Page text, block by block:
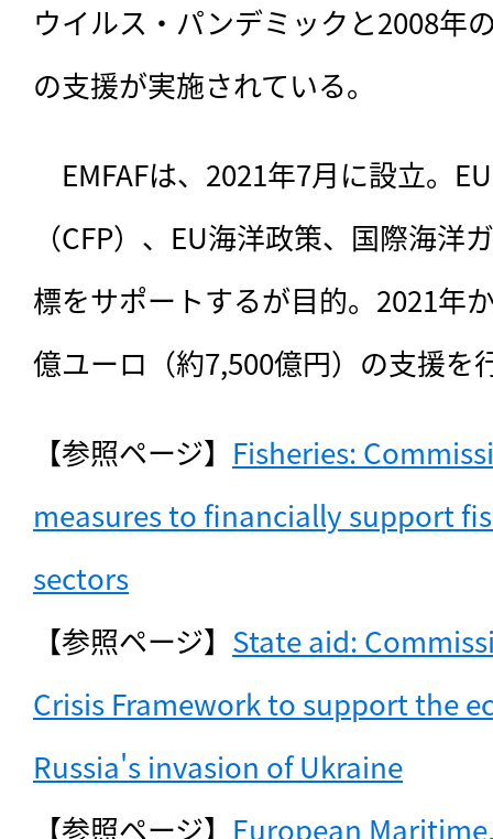
ウイルス・パンデミックと2008年
の支援が実施されている。
EMFAFは、2021年7月に設立。
（CFP）、EU海洋政策、国際海洋
標をサポートするが目的。2021年
億ユーロ（約7,500億円）の支援を
【参照ページ】 Fisheries:
measures to financially support
sectors
【参照ページ】 State aid:
Crisis Framework to support the
Russia's invasion of Ukraine
【参照ページ】 European